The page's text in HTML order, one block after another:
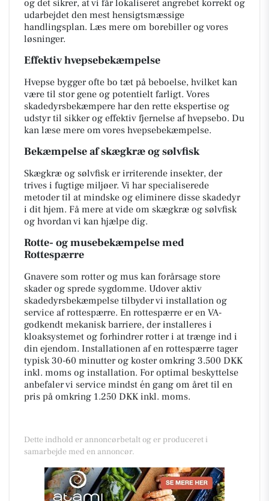
og det sikrer, at vi får lokaliseret angrebet korrekt og
udarbejdet den mest hensigtsmæssige
handlingsplan. Læs mere om borebiller og vores
løsninger.
Effektiv hvepsebekæmpelse
Hvepse bygger ofte bo tæt på beboelse, hvilket kan
være til stor gene og potentielt farligt. Vores
skadedyrsbekæmpere har den rette ekspertise og
udstyr til sikker og effektiv fjernelse af hvepsebo. Du
kan læse mere om vores hvepsebekæmpelse.
Bekæmpelse af skægkræ og sølvfisk
Skægkræ og sølvfisk er irriterende insekter, der
trives i fugtige miljøer. Vi har specialiserede
metoder til at mindske og eliminere disse skadedyr
i dit hjem. Få mere at vide om skægkræ og sølvfisk
og hvordan vi kan hjælpe dig.
Rotte- og musebekæmpelse med
Rottespærre
Gnavere som rotter og mus kan forårsage store
skader og sprede sygdomme. Udover aktiv
skadedyrsbekæmpelse tilbyder vi installation og
service af rottespærre. En rottespærre er en VA-
godkendt mekanisk barriere, der installeres i
kloaksystemet og forhindrer rotter i at trænge ind i
din ejendom. Installationen af en rottespærre tager
typisk 30-60 minutter og koster omkring 3.500 DKK
inkl. moms og installation. For optimal beskyttelse
anbefaler vi service mindst én gang om året til en
pris på omkring 1.250 DKK inkl. moms.
Dette indhold er annoncørbetalt og er produceret i
samarbejde med en annoncør.